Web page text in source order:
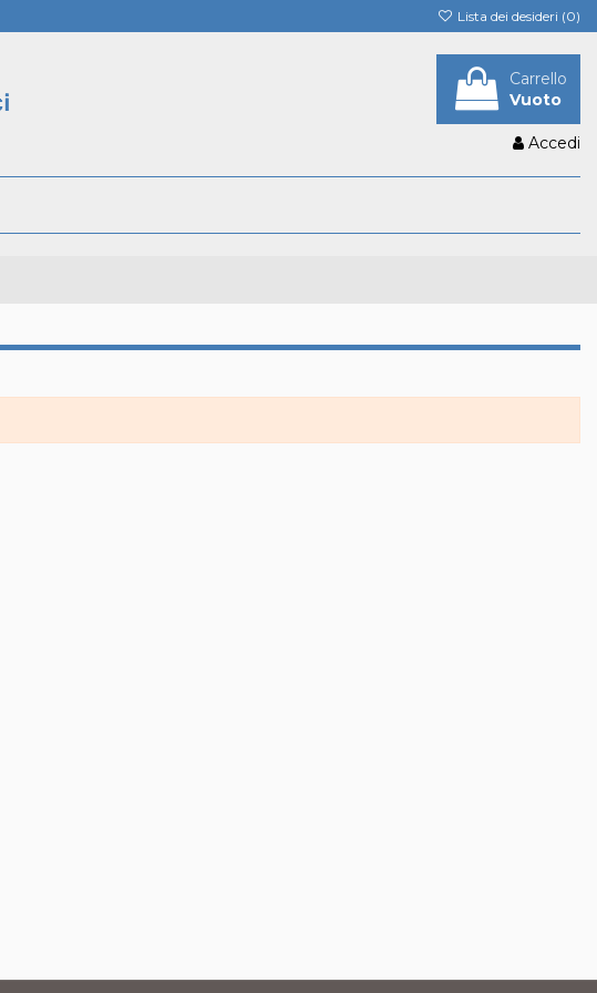
Lista dei desideri (0)
Carrello
Vuoto
Accedi